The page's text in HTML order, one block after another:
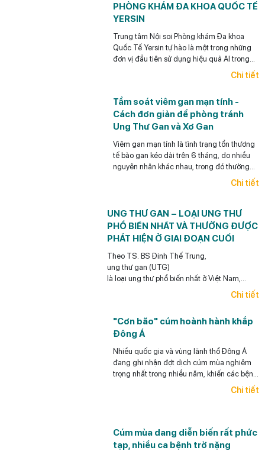
PHÒNG KHÁM ĐA KHOA QUỐC TẾ
YERSIN
Trung tâm Nội soi Phòng khám Đa khoa
Quốc Tế Yersin tự hào là một trong những
đơn vị đầu tiên sử dụng hiệu quả AI trong
Chi tiết
Tầm soát viêm gan mạn tính -
Cách đơn giản để phòng tránh
Ung Thư Gan và Xơ Gan
Viêm gan mạn tính là tình trạng tổn thương
tế bào gan kéo dài trên 6 tháng, do nhiều
nguyên nhân khác nhau, trong đó thường
gặp nhất là viêm gan siêu vi B mạn tính,
viêm gan siêu vi C mạn tính, bệnh gan do
Chi tiết
UNG THƯ GAN – LOẠI UNG THƯ
PHỔ BIẾN NHẤT VÀ THƯỜNG ĐƯỢC
PHÁT HIỆN Ở GIAI ĐOẠN CUỐI
Theo TS. BS Đinh Thế Trung,
ung thư gan (UTG)
là loại ung thư phổ biến nhất ở Việt Nam,
là loại ung thư này có thể phòng ngừa được (y
ra UTG cho bệnh nhân),
có thể phát hiện sớm và điều trị hiệu quả
Chi tiết
"Cơn bão" cúm hoành hành khắp
Đông Á
Nhiều quốc gia và vùng lãnh thổ Đông Á
đang ghi nhận đợt dịch cúm mùa nghiêm
trọng nhất trong nhiều năm, khiến các bệnh
Chi tiết
Cúm mùa dang diễn biến rất phức
tạp, nhiều ca bệnh trở nặng